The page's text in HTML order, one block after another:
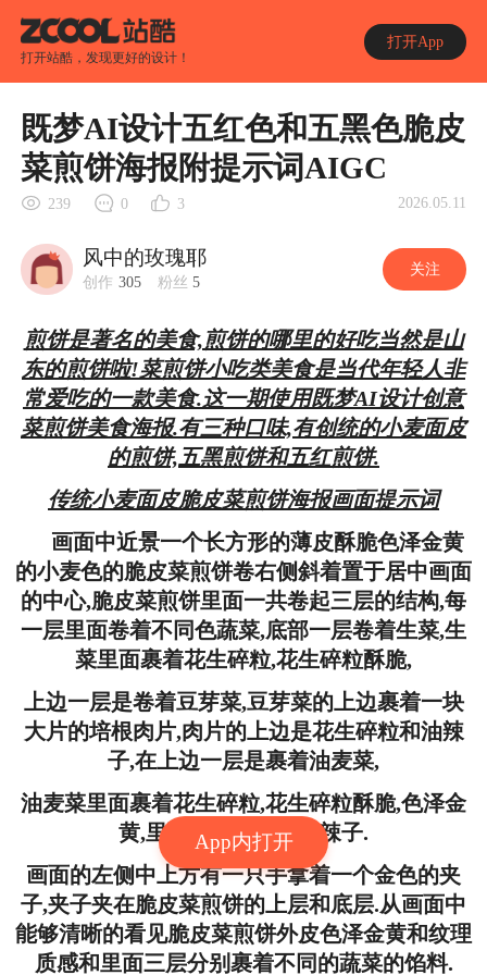
打开站酷，发现更好的设计！
打开App
App内打开
既梦AI设计五红色和五黑色脆皮
菜煎饼海报附提示词AIGC
239 0 3 2026.05.11
风中的玫瑰耶
创作 305 粉丝 5
关注
煎饼是著名的美食,煎饼的哪里的好吃当然是山
东的煎饼啦!菜煎饼小吃类美食是当代年轻人非
常爱吃的一款美食.这一期使用既梦AI设计创意
菜煎饼美食海报.有三种口味,有创统的小麦面皮
的煎饼,五黑煎饼和五红煎饼.
传统小麦面皮脆皮菜煎饼海报画面提示词
画面中近景一个长方形的薄皮酥脆色泽金黄
的小麦色的脆皮菜煎饼卷右侧斜着置于居中画面
的中心,脆皮菜煎饼里面一共卷起三层的结构,每
一层里面卷着不同色蔬菜,底部一层卷着生菜,生
菜里面裹着花生碎粒,花生碎粒酥脆,
上边一层是卷着豆芽菜,豆芽菜的上边裹着一块
大片的培根肉片,肉片的上边是花生碎粒和油辣
子,在上边一层是裹着油麦菜,
油麦菜里面裹着花生碎粒,花生碎粒酥脆,色泽金
黄,里面还裹着一层油辣子.
画面的左侧中上方有一只手拿着一个金色的夹
子,夹子夹在脆皮菜煎饼的上层和底层.从画面中
能够清晰的看见脆皮菜煎饼外皮色泽金黄和纹理
质感和里面三层分别裹着不同的蔬菜的馅料.